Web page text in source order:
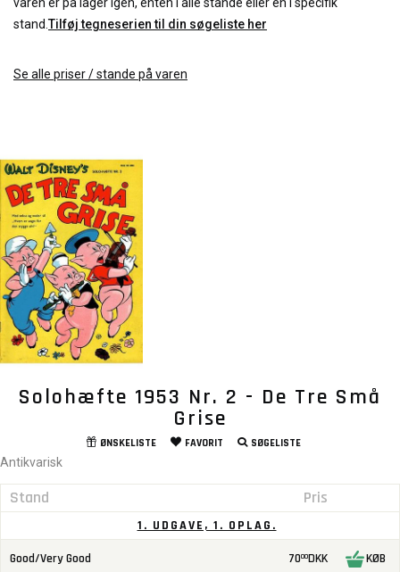
varen er på lager igen, enten i alle stande eller en i specifik
stand.Tilføj tegneserien til din søgeliste her
Se alle priser / stande på varen
Solohæfte 1953 Nr. 2 - De Tre Små
Grise
ØNSKELISTE FAVORIT SØGELISTE
Antikvarisk
Stand Pris
1. UDGAVE, 1. OPLAG.
Good/Very Good 7000DKK KØB